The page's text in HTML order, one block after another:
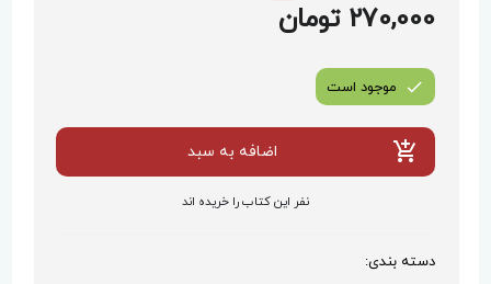
270,000 تومان
موجود است
اضافه به سبد
نفر این کتاب را خریده اند
دسته بندی: